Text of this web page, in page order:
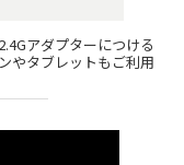
アダプターにつける
やタブレットもご利用